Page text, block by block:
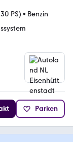
PS) • Benzin
Parken